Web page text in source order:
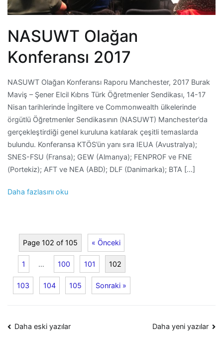
NASUWT Olağan
Konferansı 2017
NASUWT Olağan Konferansı Raporu Manchester, 2017 Burak
Maviş – Şener Elcil Kıbrıs Türk Öğretmenler Sendikası, 14-17
Nisan tarihlerinde İngiltere ve Commonwealth ülkelerinde
örgütlü Öğretmenler Sendikasının (NASUWT) Manchester’da
gerçekleştirdiği genel kuruluna katılarak çeşitli temaslarda
bulundu. Konferansa KTÖS’ün yanı sıra IEUA (Avustralya);
SNES-FSU (Fransa); GEW (Almanya); FENPROF ve FNE
(Portekiz); AFT ve NEA (ABD); DLF (Danimarka); BTA […]
Daha fazlasını oku
Page 102 of 105 « Önceki
1 … 100 101 102
103 104 105 Sonraki »
Yazı
Daha eski yazılar Daha yeni yazılar